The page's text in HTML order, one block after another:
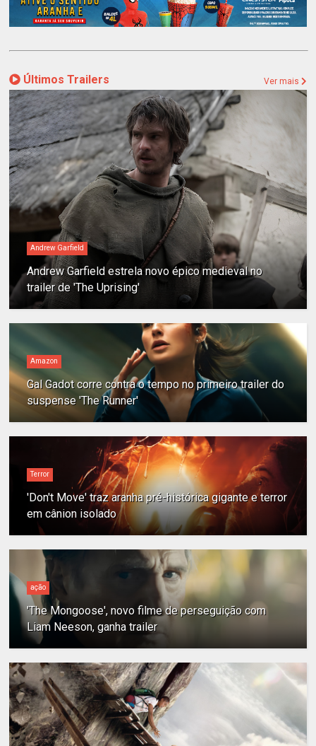
Últimos Trailers Ver mais
Andrew Garfield
Andrew Garfield estrela novo épico medieval no
trailer de 'The Uprising'
Amazon
Gal Gadot corre contra o tempo no primeiro trailer do
suspense 'The Runner'
Terror
'Don't Move' traz aranha pré-histórica gigante e terror
em cânion isolado
ação
'The Mongoose', novo filme de perseguição com
Liam Neeson, ganha trailer